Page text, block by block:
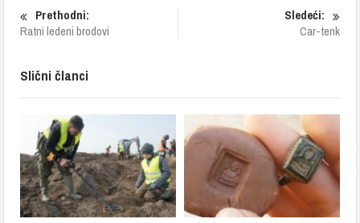
Prethodni:
Ratni ledeni brodovi
Sledeći:
Car-tenk
Slični članci